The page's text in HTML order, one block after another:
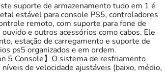
suporte de armazenamento tudo em 1 é
estável para console PS5, controladores
remoto, com suporte para fone de
e outros acessórios como cabos. Ele
estação de carregamento e suporte de
ps5 organizados e em ordem.
5 Console】O sistema de resfriamento
de velocidade ajustáveis (baixo, médio,